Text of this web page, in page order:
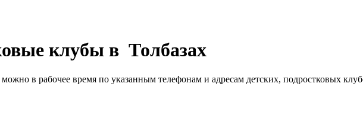
клубы в Толбазах
можно в рабочее время по указанным телефонам и адресам детских, подростковых